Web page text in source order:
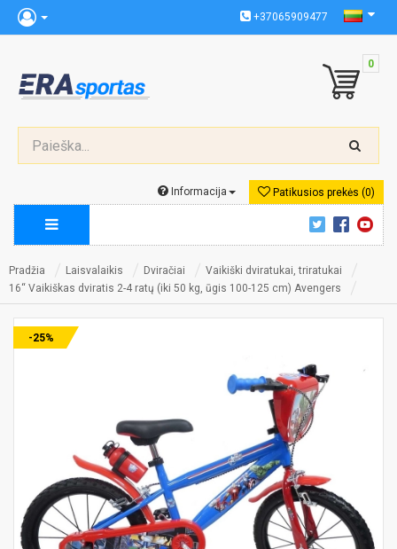
+37065909477
0
Patikusios prekės (0)
Informacija
Pradžia Laisvalaikis Dviračiai
Vaikiški dviratukai, triratukai
16“ Vaikiškas dviratis 2-4 ratų (iki 50 kg, ūgis 100-125 cm) Avengers
-25%